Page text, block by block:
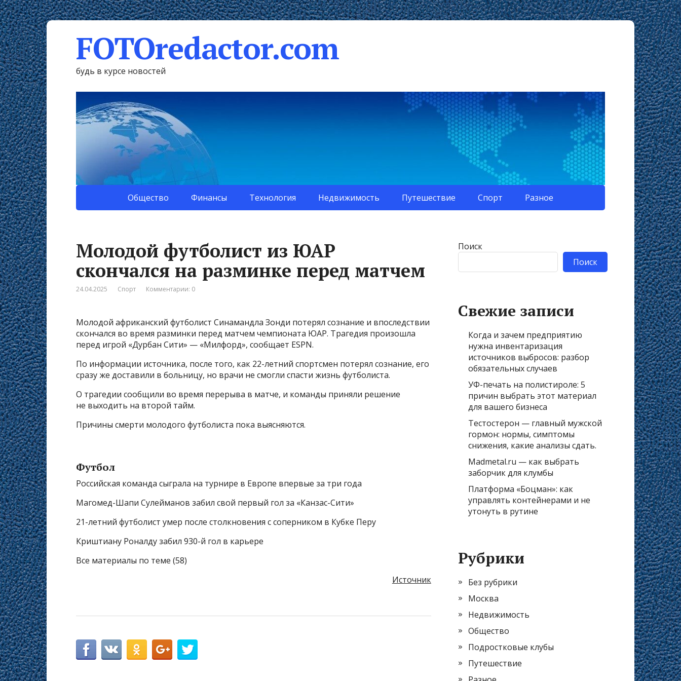
FOTOredactor.com
будь в курсе новостей
Общество Финансы Технология Недвижимость Путешествие Спорт Разное
Молодой футболист из ЮАР
скончался на разминке перед матчем
24.04.2025 Спорт Комментарии: 0
Молодой африканский футболист Синамандла Зонди потерял сознание и впоследствии
скончался во время разминки перед матчем чемпионата ЮАР. Трагедия произошла
перед игрой «Дурбан Сити» — «Милфорд», сообщает ESPN.
По информации источника, после того, как 22-летний спортсмен потерял сознание, его
сразу же доставили в больницу, но врачи не смогли спасти жизнь футболиста.
О трагедии сообщили во время перерыва в матче, и команды приняли решение
не выходить на второй тайм.
Причины смерти молодого футболиста пока выясняются.
Футбол
Российская команда сыграла на турнире в Европе впервые за три года
Магомед-Шапи Сулейманов забил свой первый гол за «Канзас-Сити»
21-летний футболист умер после столкновения с соперником в Кубке Перу
Криштиану Роналду забил 930-й гол в карьере
Все материалы по теме (58)
Источник
Поиск
Поиск
Свежие записи
Когда и зачем предприятию
нужна инвентаризация
источников выбросов: разбор
обязательных случаев
УФ-печать на полистироле: 5
причин выбрать этот материал
для вашего бизнеса
Тестостерон — главный мужской
гормон: нормы, симптомы
снижения, какие анализы сдать.
Madmetal.ru — как выбрать
заборчик для клумбы
Платформа «Боцман»: как
управлять контейнерами и не
утонуть в рутине
Рубрики
Без рубрики
Москва
Недвижимость
Общество
Подростковые клубы
Путешествие